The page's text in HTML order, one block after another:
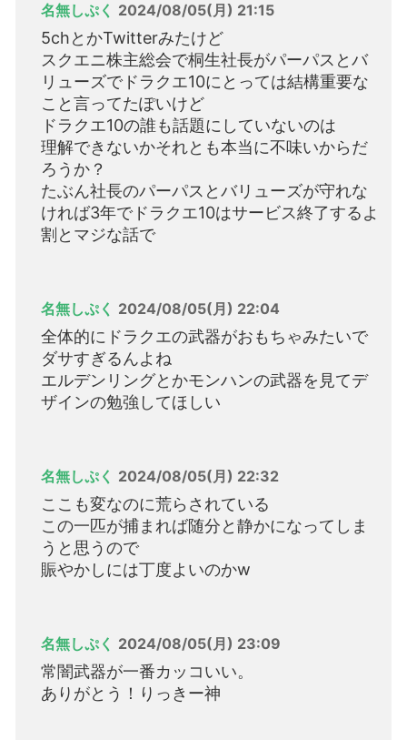
名無しぷく 2024/08/05(月) 21:15
5chとかTwitterみたけど
スクエニ株主総会で桐生社長がパーパスとバ
リューズでドラクエ10にとっては結構重要な
こと言ってたぽいけど
ドラクエ10の誰も話題にしていないのは
理解できないかそれとも本当に不味いからだ
ろうか？
たぶん社長のパーパスとバリューズが守れな
ければ3年でドラクエ10はサービス終了するよ
割とマジな話で
名無しぷく 2024/08/05(月) 22:04
全体的にドラクエの武器がおもちゃみたいで
ダサすぎるんよね
エルデンリングとかモンハンの武器を見てデ
ザインの勉強してほしい
名無しぷく 2024/08/05(月) 22:32
ここも変なのに荒らされている
この一匹が捕まれば随分と静かになってしま
うと思うので
賑やかしには丁度よいのかw
名無しぷく 2024/08/05(月) 23:09
常闇武器が一番カッコいい。
ありがとう！りっきー神